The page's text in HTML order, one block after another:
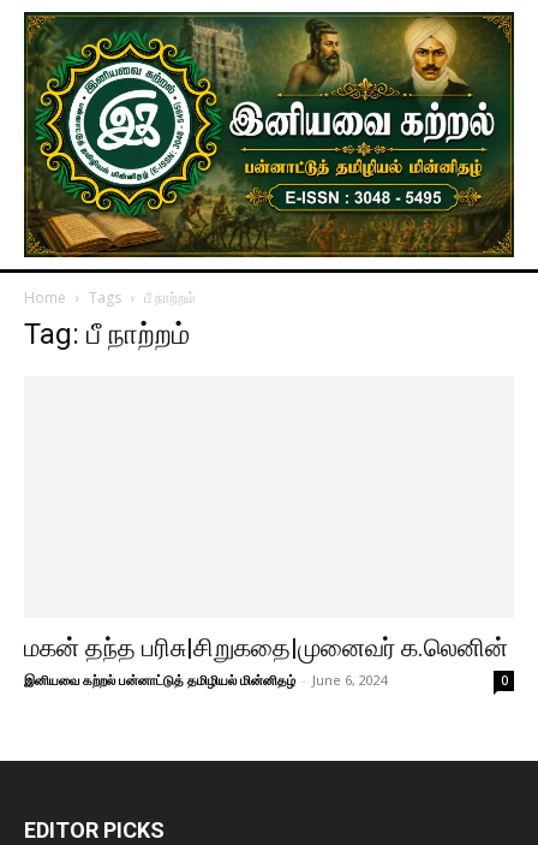
Home Tags பீ நாற்றம்
Tag: பீ நாற்றம்
மகன் தந்த பரிசு|சிறுகதை|முனைவர் க.லெனின்
இனியவை கற்றல் பன்னாட்டுத் தமிழியல் மின்னிதழ் - June 6, 2024 0
EDITOR PICKS